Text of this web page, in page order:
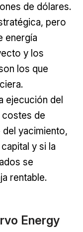
de dólares.
pero
energía
y los
los que
ejecución del
de
yacimiento,
y si la
se
rentable.
Energy